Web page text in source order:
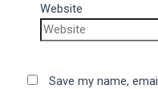
Website
Save my name,